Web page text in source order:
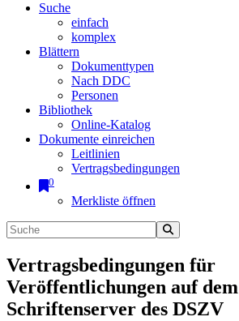
Suche
einfach
komplex
Blättern
Dokumenttypen
Nach DDC
Personen
Bibliothek
Online-Katalog
Dokumente einreichen
Leitlinien
Vertragsbedingungen
0
Merkliste öffnen
Vertragsbedingungen für
Veröffentlichungen auf dem
Schriftenserver des DSZV